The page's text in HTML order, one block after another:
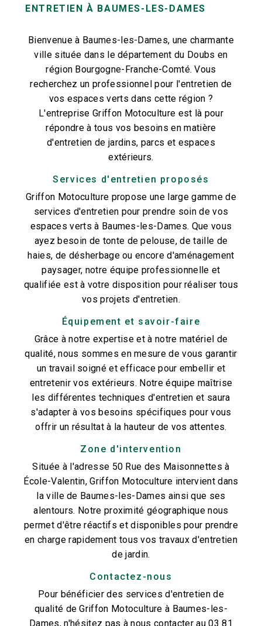
ENTRETIEN À BAUMES-LES-DAMES
Bienvenue à Baumes-les-Dames, une charmante
ville située dans le département du Doubs en
région Bourgogne-Franche-Comté. Vous
recherchez un professionnel pour l'entretien de
vos espaces verts dans cette région ?
L'entreprise Griffon Motoculture est là pour
répondre à tous vos besoins en matière
d'entretien de jardins, parcs et espaces
extérieurs.
Services d'entretien proposés
Griffon Motoculture propose une large gamme de
services d'entretien pour prendre soin de vos
espaces verts à Baumes-les-Dames. Que vous
ayez besoin de tonte de pelouse, de taille de
haies, de désherbage ou encore d'aménagement
paysager, notre équipe professionnelle et
qualifiée est à votre disposition pour réaliser tous
vos projets d'entretien.
Équipement et savoir-faire
Grâce à notre expertise et à notre matériel de
qualité, nous sommes en mesure de vous garantir
un travail soigné et efficace pour embellir et
entretenir vos extérieurs. Notre équipe maîtrise
les différentes techniques d'entretien et saura
s'adapter à vos besoins spécifiques pour vous
offrir un résultat à la hauteur de vos attentes.
Zone d'intervention
Située à l'adresse 50 Rue des Maisonnettes à
École-Valentin, Griffon Motoculture intervient dans
la ville de Baumes-les-Dames ainsi que ses
alentours. Notre proximité géographique nous
permet d'être réactifs et disponibles pour prendre
en charge rapidement tous vos travaux d'entretien
de jardin.
Contactez-nous
Pour bénéficier des services d'entretien de
qualité de Griffon Motoculture à Baumes-les-
Dames, n'hésitez pas à nous contacter au 03 81